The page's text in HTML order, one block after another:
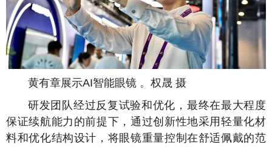
黄有章展示AI智能眼镜 。权晟 摄
研发团队经过反复试验和优化，最终在最大程度
保证续航能力的前提下，通过创新性地采用轻量化材
料和优化结构设计，将眼镜重量控制在舒适佩戴的范